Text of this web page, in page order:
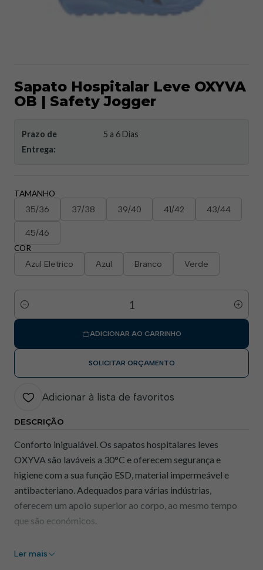
Sapato Hospitalar Leve OXYVA
OB | Safety Jogger
Prazo de
Entrega:
5 a 6 Dias
TAMANHO
35/36 37/38 39/40 41/42 43/44
45/46
COR
Azul Eletrico Azul Branco Verde
Quantidade
ADICIONAR AO CARRINHO
SOLICITAR ORÇAMENTO
Adicionar à lista de favoritos
DESCRIÇÃO
Conforto inigualável. Os sapatos hospitalares leves
OXYVA são laváveis a 30°C e oferecem segurança e
higiene com a sua função ESD, material impermeável e
antibacteriano. Adequados para várias indústrias,
oferecem um apoio superior ao corpo, ao mesmo tempo
que são económicos.
Características Principais
Ler mais